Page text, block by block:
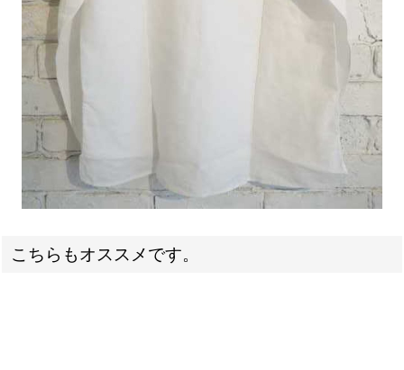
こちらもオススメです。